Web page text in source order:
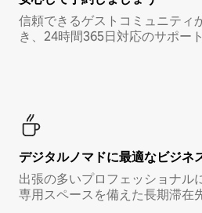
信頼できるゲストコミュニティ
き、24時間365日対応のサポー
デジタルノマド⁠に最⁠適⁠なビ⁠ジ⁠ネ⁠
出張の多いプロフェッショナル
専用スペースを備えた長期滞在